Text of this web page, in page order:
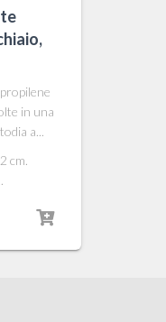
in una
a...
cm.